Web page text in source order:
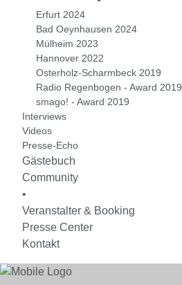
Erfurt 2024
Bad Oeynhausen 2024
Mülheim 2023
Hannover 2022
Osterholz-Scharmbeck 2019
Radio Regenbogen - Award 2019
smago! - Award 2019
Interviews
Videos
Presse-Echo
Gästebuch
Community
•
Veranstalter & Booking
Presse Center
Kontakt